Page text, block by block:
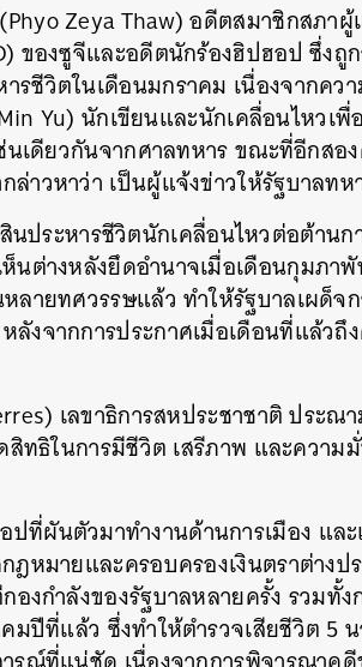
Zeya Thaw) อดีตสมาชิกสภา
ของซูจีและอดีตนักร้องฮิปฮอป ซึ่งถู
ชีวิตในเดือนมกราคม เนื่องจากคว
Yu) นักเขียนและนักเคลื่อนไหวเ
นเดียวกันจากศาลทหาร ขณะที่อีกส
าวหาว่า เป็นผู้แจ้งข่าวให้รัฐบาลทห
ประหารชีวิตนักเคลื่อนไหวต่อต้านก
นต่างหลังยึดอำนาจเมื่อเดือนกุมภา
ลายทศวรรษแล้ว ทำให้รัฐบาลเผด็จ
งจากการประกาศเมื่อเดือนที่แล้วถึ
เลขาธิการสหประชาชาติ ประณ
สิทธิในการมีชีวิต เสรีภาพ และควา
ที่ผันตัวมาทำงานด้านการเมือง แล
หมายและครอบครองเงินตราต่างป
องกำลังของรัฐบาลหลายครั้ง รวมทั้
มปีที่แล้ว ซึ่งทำให้ตำรวจเสียชีวิต 5